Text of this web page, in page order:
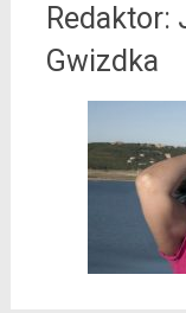
Redaktor:
Gwizdka